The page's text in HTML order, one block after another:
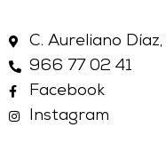
C. Aureliano
966 77 02 41
Facebook
Instagram